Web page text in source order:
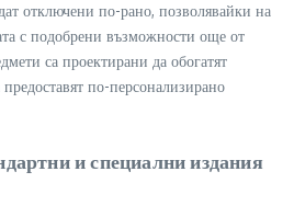
отключени по-рано, позволявайки на
с подобрени възможности още от
са проектирани да обогатят
по-персонализирано
и специални издания